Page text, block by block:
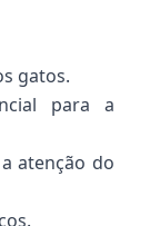
gatos.
para a
atenção do